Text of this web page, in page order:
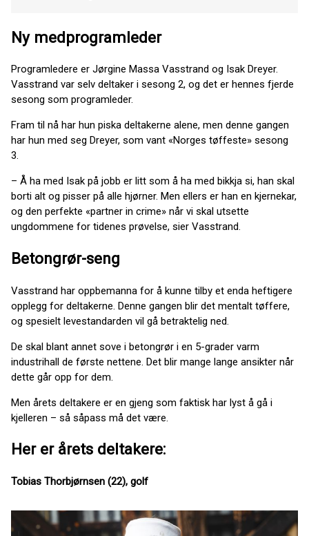
Ny medprogramleder
Programledere er Jørgine Massa Vasstrand og Isak Dreyer.
Vasstrand var selv deltaker i sesong 2, og det er hennes fjerde
sesong som programleder.
Fram til nå har hun piska deltakerne alene, men denne gangen
har hun med seg Dreyer, som vant «Norges tøffeste» sesong
3.
– Å ha med Isak på jobb er litt som å ha med bikkja si, han skal
borti alt og pisser på alle hjørner. Men ellers er han en kjernekar,
og den perfekte «partner in crime» når vi skal utsette
ungdommene for tidenes prøvelse, sier Vasstrand.
Betongrør-seng
Vasstrand har oppbemanna for å kunne tilby et enda heftigere
opplegg for deltakerne. Denne gangen blir det mentalt tøffere,
og spesielt levestandarden vil gå betraktelig ned.
De skal blant annet sove i betongrør i en 5-grader varm
industrihall de første nettene. Det blir mange lange ansikter når
dette går opp for dem.
Men årets deltakere er en gjeng som faktisk har lyst å gå i
kjelleren – så såpass må det være.
Her er årets deltakere:
Tobias Thorbjørnsen (22), golf